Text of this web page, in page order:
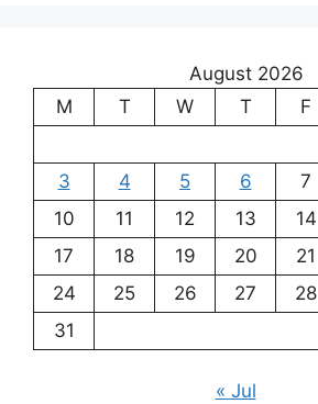
August 2026
M
T W T F
3
4 5 6 7
10
11 12 13 14
17
18 19 20 21
24
25 26 27 28
31
« Jul